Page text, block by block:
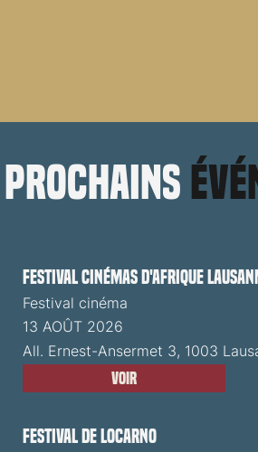
prochains
Festival cinémas d'Afrique
Festival cinéma
13 AOÛT 2026
All. Ernest-Ansermet 3, 1003
Voir
Festival de Locarno